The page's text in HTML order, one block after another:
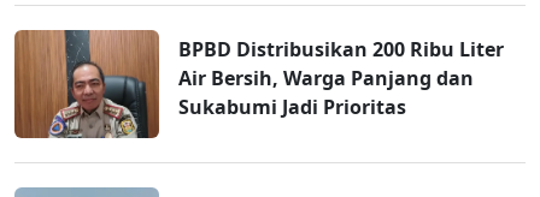
BPBD Distribusikan 200 Ribu Liter
Air Bersih, Warga Panjang dan
Sukabumi Jadi Prioritas